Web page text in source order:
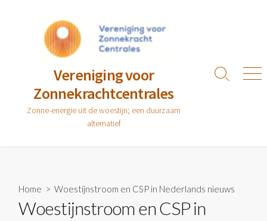
Vereniging voor
Zonnekrachtcentrales
Zonne-energie uit de woestijn; een duurzaam
alternatief
Zoeken
Home > Woestijnstroom en CSP in Nederlands nieuws
Woestijnstroom en CSP in